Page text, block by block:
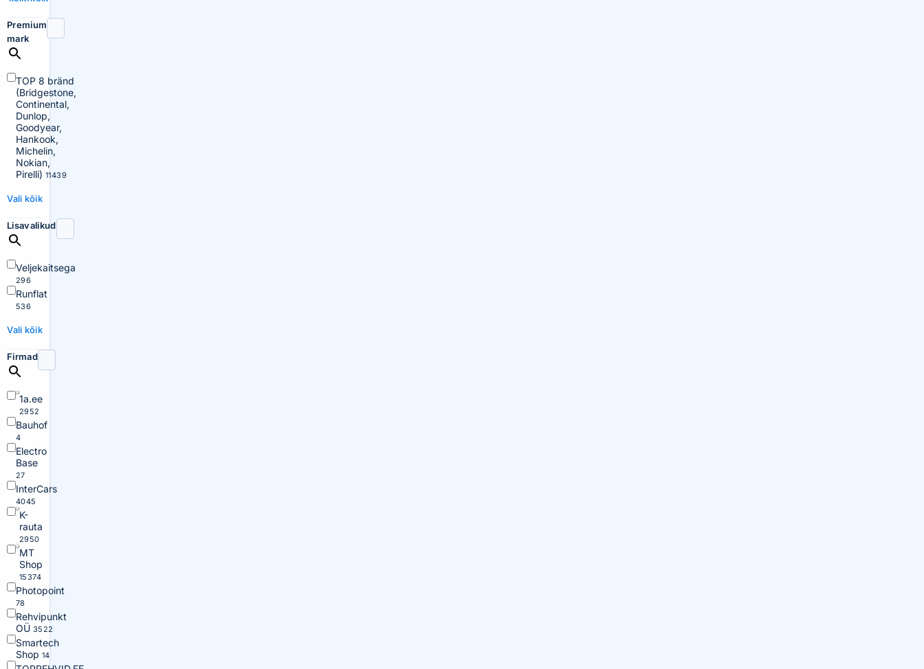
Premium
mark
TOP 8 bränd
(Bridgestone,
Continental,
Dunlop,
Goodyear,
Hankook,
Michelin,
Nokian,
Pirelli) 11439
Vali kõik
Lisavalikud
Veljekaitsega
296
Runflat
536
Vali kõik
Firmad
1a.ee
2952
Bauhof
4
Electro
Base
27
InterCars
4045
K-
rauta
2950
MT
Shop
15374
Photopoint
78
Rehvipunkt
OÜ 3522
Smartech
Shop 14